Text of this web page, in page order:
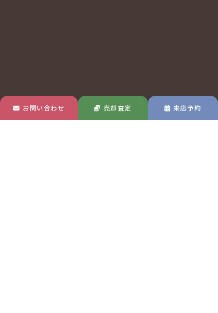
お問い合わせ 売却査定 来店予約
玉島店 MAP